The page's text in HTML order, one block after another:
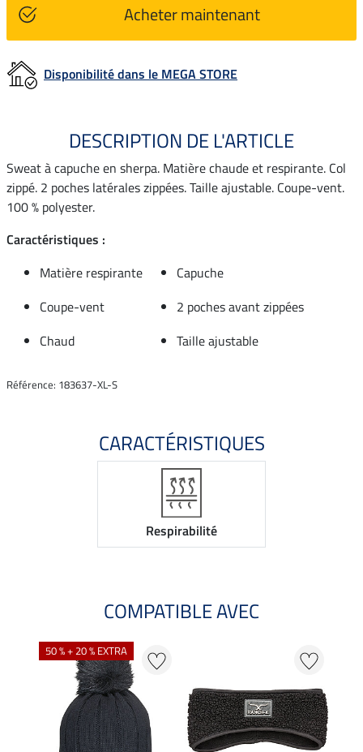
Acheter maintenant
Disponibilité dans le MEGA STORE
DESCRIPTION DE L'ARTICLE
Sweat à capuche en sherpa. Matière chaude et respirante. Col
zippé. 2 poches latérales zippées. Taille ajustable. Coupe-vent.
100 % polyester.
Caractéristiques :
Matière respirante
Capuche
Coupe-vent
2 poches avant zippées
Chaud
Taille ajustable
Référence: 183637-XL-S
CARACTÉRISTIQUES
Respirabilité
COMPATIBLE AVEC
50 % + 20 % EXTRA